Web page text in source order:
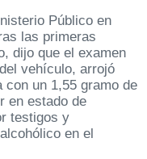
Público en
las primeras
dijo que el examen
vehículo, arrojó
con un 1,55 gramo de
en estado de
testigos y
en el